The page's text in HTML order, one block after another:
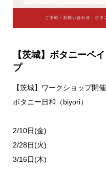
【茨城】ボタニーペ
プ
【茨城】ワークショップ開
ボタニー日和（biyori）
2/10日(金)
2/28日(火)
3/16日(木)